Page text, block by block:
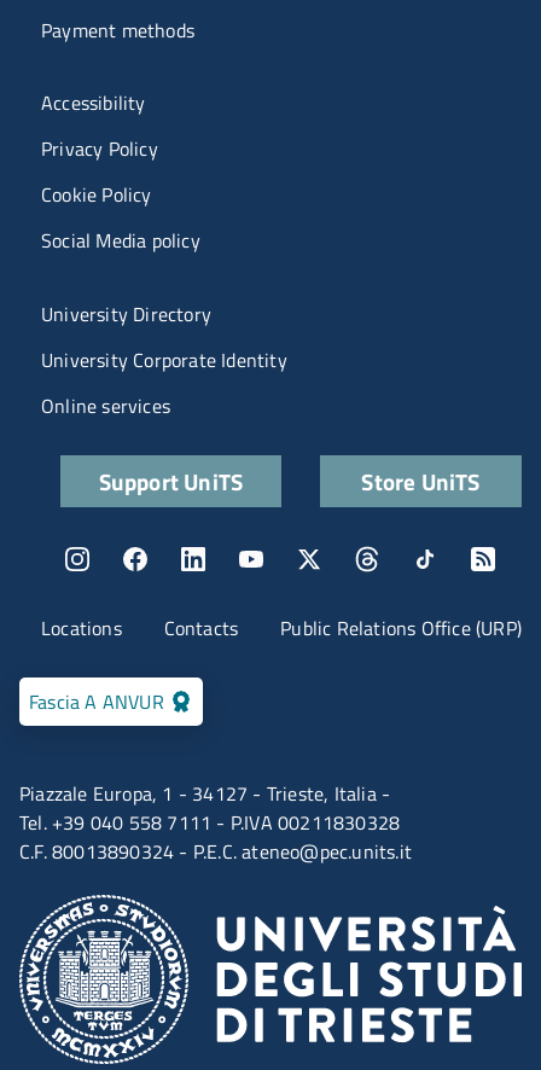
Piazzale Europa, 1 - 34127 - Trieste, Italia -
Tel. +39 040 558 7111 - P.IVA 00211830328
C.F. 80013890324 - P.E.C.ateneo@pec.units.it
Fascia A ANVUR
Menu contatti
Locations Contacts Public Relations Office (URP)
Payment methods
Menù riferimenti
Accessibility
Privacy Policy
Cookie Policy
Social Media policy
Menu portale
University Directory
University Corporate Identity
Online services
Quick linksSupport UniTS Store UniTS
Menu social